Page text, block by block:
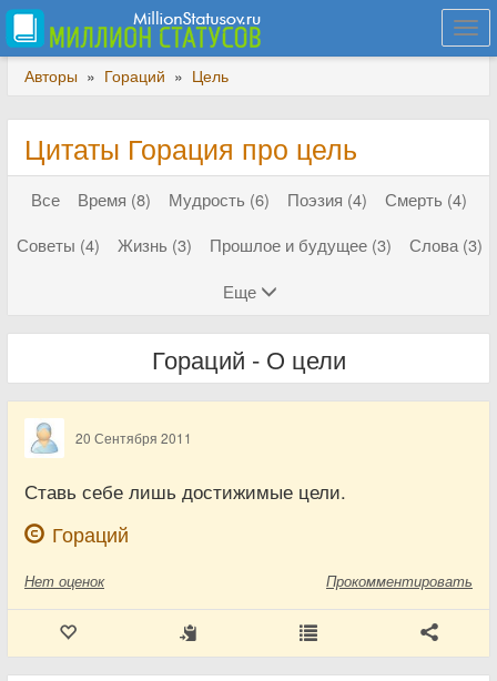
Авторы » Гораций » Цель
Цитаты Горация про цель
Все Время (8) Мудрость (6) Поэзия (4)
Смерть (4)
Советы (4)
Жизнь (3) Прошлое и будущее (3)
Слова (3)
Еще
Гораций - О цели
20 Сентября 2011
Ставь себе лишь достижимые цели.
Гораций
Нет оценок Прокомментировать